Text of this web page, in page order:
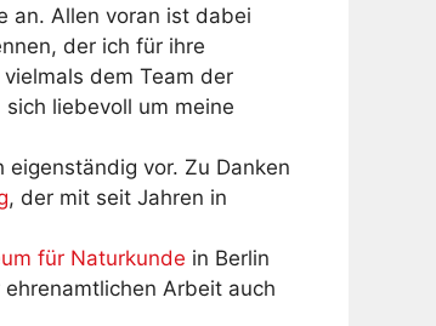
an. Allen voran ist dabei
der ich für ihre
dem Team der
liebevoll um meine
vor. Zu Danken
, der mit seit Jahren in
für Naturkunde in Berlin
Arbeit auch